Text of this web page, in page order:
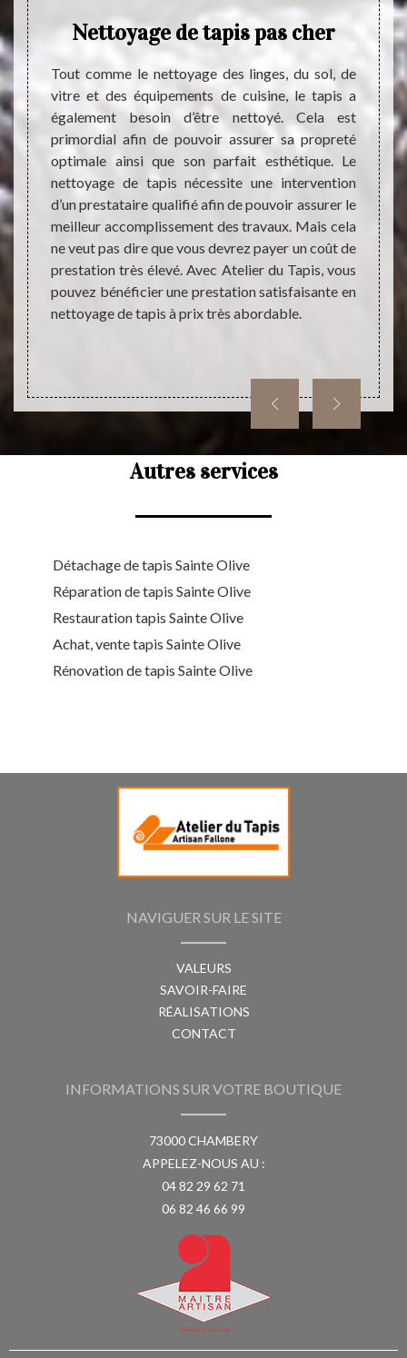
de
le
de
la
frais
fait,
un
Nettoyage de tapis pas cher
Tout comme le nettoyage des linges, du sol, de
vitre et des équipements de cuisine, le tapis a
également besoin d’être nettoyé. Cela est
primordial afin de pouvoir assurer sa propreté
optimale ainsi que son parfait esthétique. Le
nettoyage de tapis nécessite une intervention
d’un prestataire qualifié afin de pouvoir assurer le
meilleur accomplissement des travaux. Mais cela
ne veut pas dire que vous devrez payer un coût de
prestation très élevé. Avec Atelier du Tapis, vous
pouvez bénéficier une prestation satisfaisante en
nettoyage de tapis à prix très abordable.
Le
est
qui
pas
Autres services
Détachage de tapis Sainte Olive
Réparation de tapis Sainte Olive
Restauration tapis Sainte Olive
Achat, vente tapis Sainte Olive
Rénovation de tapis Sainte Olive
NAVIGUER SUR LE SITE
VALEURS
SAVOIR-FAIRE
RÉALISATIONS
CONTACT
INFORMATIONS SUR VOTRE BOUTIQUE
73000 CHAMBERY
APPELEZ-NOUS AU :
04 82 29 62 71
06 82 46 66 99